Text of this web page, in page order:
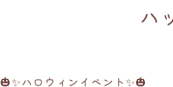
ハ
🎃✨ハロウィンイベント✨🎃